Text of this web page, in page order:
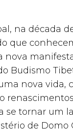
na década
que
nova
Budismo
nova vida,
se tornar um
de Domo